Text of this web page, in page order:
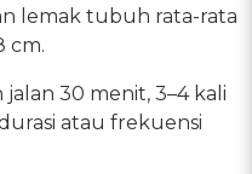
lemak tubuh rata-rata
cm.
30 menit, 3–4 kali
atau frekuensi